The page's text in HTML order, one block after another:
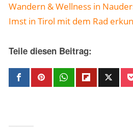
Wandern & Wellness in
Imst in Tirol mit dem Rad
Teile diesen Beitrag: